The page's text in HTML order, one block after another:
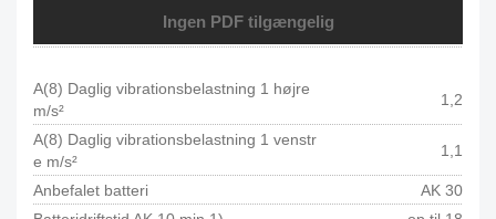
Ingen PDF tilgængelig
A(8) Daglig vibrationsbelastning 1 højre
m/s²
1,2
A(8) Daglig vibrationsbelastning 1 venstr
e m/s²
1,1
Anbefalet batteri
AK 30